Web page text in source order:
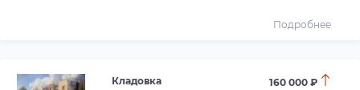
Подробнее
Кладовка 160 000 ₽